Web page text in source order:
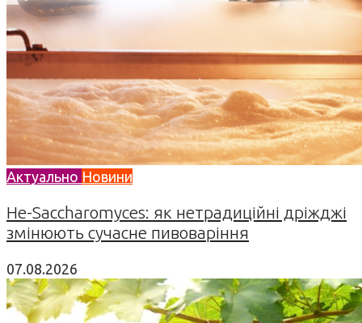
Актуально Новини
Не-Saccharomyces: як нетрадиційні дріжджі
змінюють сучасне пивоваріння
07.08.2026